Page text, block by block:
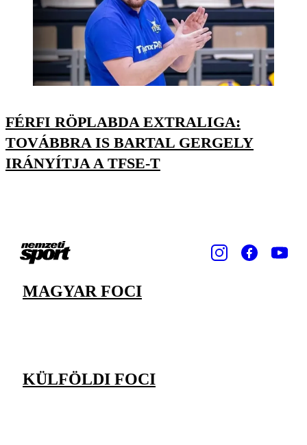
FÉRFI RÖPLABDA EXTRALIGA:
TOVÁBBRA IS BARTAL GERGELY
IRÁNYÍTJA A TFSE-T
MAGYAR FOCI
KÜLFÖLDI FOCI